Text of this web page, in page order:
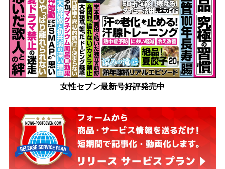
女性セブン最新号好評発売中